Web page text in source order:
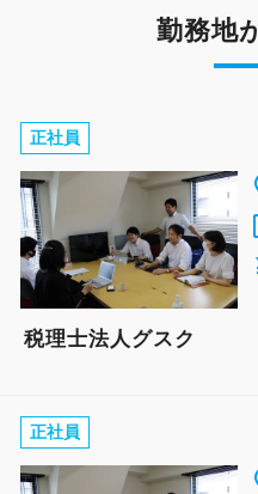
勤務地
正社員
税理士法人グスク
正社員